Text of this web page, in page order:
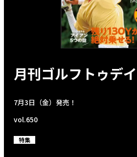
月刊ゴルフトゥデイ
7月3日（金）発売！
vol.650
特集